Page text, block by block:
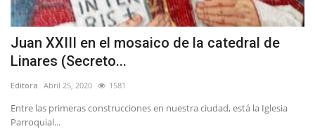
Política
Espectáculos
Juan XXIII en el mosaico de la catedral de
Linares (Secreto...
Editora Abril 25, 2020 1581
Entre las primeras construcciones en nuestra ciudad, está la Iglesia
Parroquial...